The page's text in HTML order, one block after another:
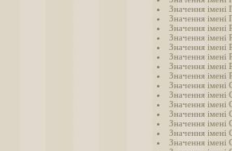
Значення імені
Значення імені
Значення імені
Значення імені
Значення імені
Значення імені
Значення імені
Значення імені
Значення імені
Значення імені
Значення імені
Значення імені
Значення імені
Значення імені
Значення імені